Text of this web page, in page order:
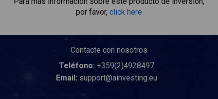
por favor, click here
Contacte con nosotros
Teléfono: +359(2)4928497
Email: support@ainvesting.eu